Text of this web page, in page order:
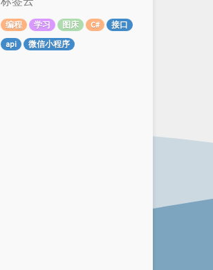
编程 学习 图床 C#
接口
api
微信小程序